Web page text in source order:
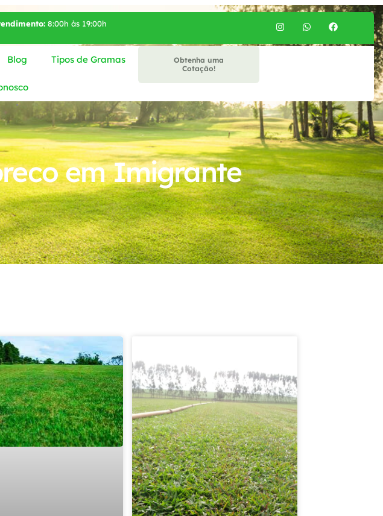
8:00h às 19:00h
Blog Tipos de Gramas
Obtenha uma
Cotação!
em Imigrante